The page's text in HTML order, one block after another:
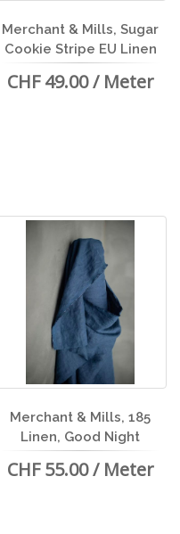
Merchant & Mills, Sugar
Cookie Stripe EU Linen
CHF 49.00 / Meter
Merchant & Mills, 185
Linen, Good Night
CHF 55.00 / Meter